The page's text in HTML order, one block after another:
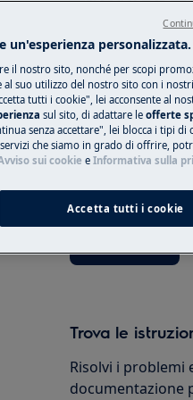
Prenotare un
Hai un problema
non puoi
appuntamento
Trova le
Risolvi i problemi
documentazione
personalizzata.
il nostro sito, nonché per scopi
suo utilizzo del nostro sito con i
tutti i cookie", lei acconsente al
sul sito, di adattare le offerte
senza accettare", lei blocca i tipi di
servizi che siamo in grado di offrire,
sui cookie e Informativa sulla
Accetta tutti i cookie